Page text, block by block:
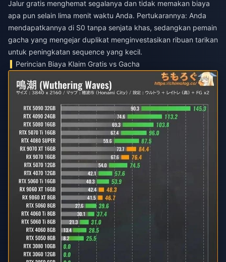
Jalur gratis menghemat segalanya dan tidak memakan biaya
apa pun selain lima menit waktu Anda. Pertukarannya: Anda
mendapatkannya di S0 tanpa senjata khas, sedangkan pemain
gacha yang mengejar duplikat menginvestasikan ribuan tarikan
untuk peningkatan sequence yang kecil.
Perincian Biaya Klaim Gratis vs Gacha